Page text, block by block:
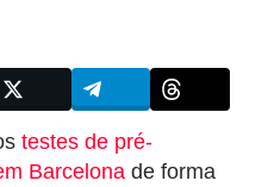
testes de pré-
Barcelona de forma